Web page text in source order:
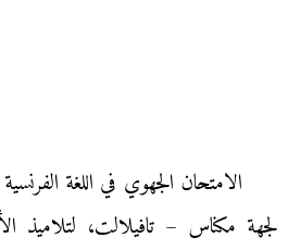
لجهة مكناس – تافيلالت، لتلاميذ